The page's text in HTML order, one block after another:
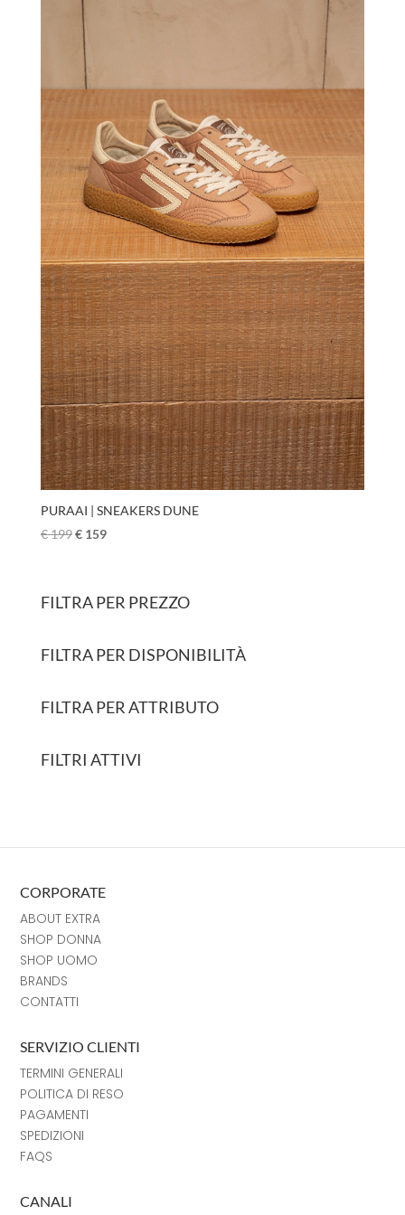
PURAAI | SNEAKERS DUNE
€199€159
FILTRA PER PREZZO
FILTRA PER DISPONIBILITÀ
FILTRA PER ATTRIBUTO
FILTRI ATTIVI
CORPORATE
ABOUT EXTRA
SHOP DONNA
SHOP UOMO
BRANDS
CONTATTI
SERVIZIO CLIENTI
TERMINI GENERALI
POLITICA DI RESO
PAGAMENTI
SPEDIZIONI
FAQS
CANALI